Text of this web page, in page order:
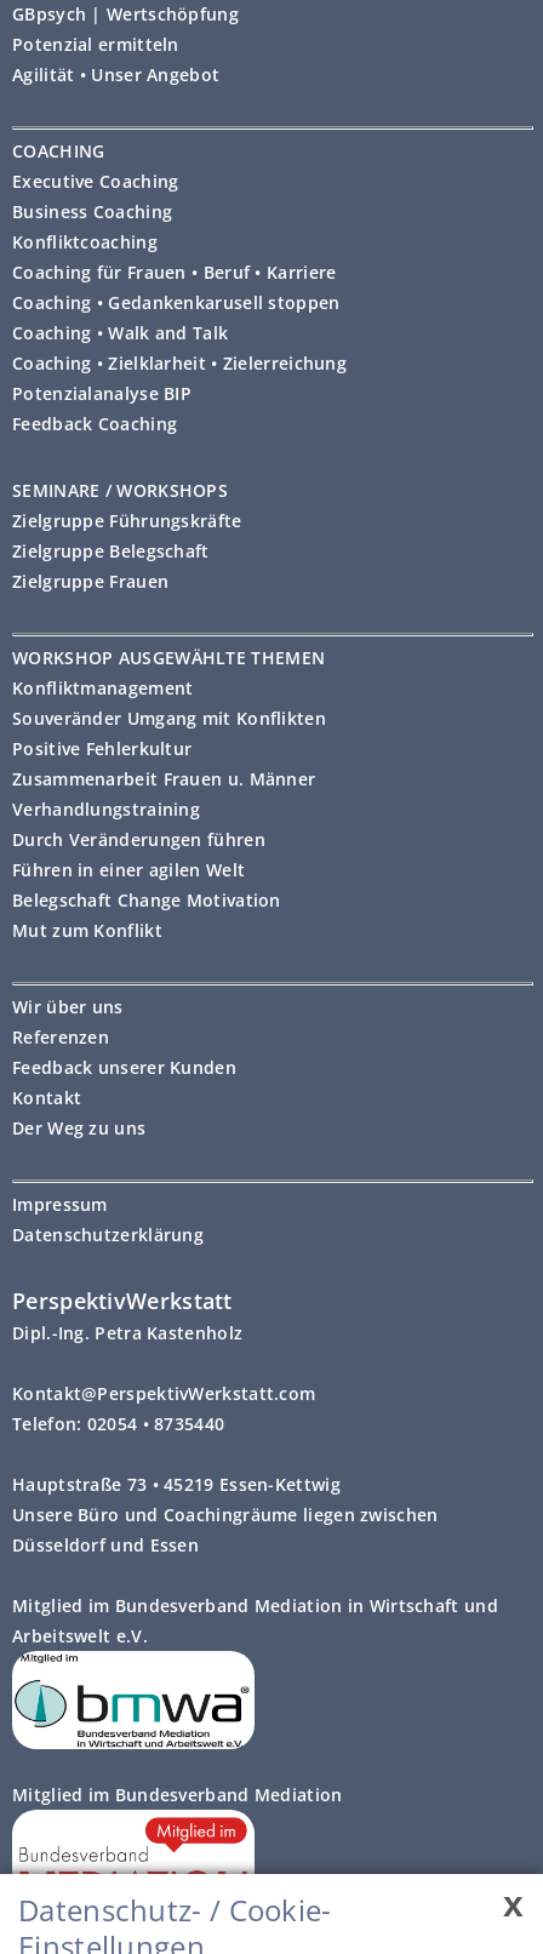
GBpsych | Wertschöpfung
Potenzial ermitteln
Agilität • Unser Angebot
COACHING
Executive Coaching
Business Coaching
Konfliktcoaching
Coaching für Frauen • Beruf • Karriere
Coaching • Gedankenkarusell stoppen
Coaching • Walk and Talk
Coaching • Zielklarheit • Zielerreichung
Potenzialanalyse BIP
Feedback Coaching
SEMINARE / WORKSHOPS
Zielgruppe Führungskräfte
Zielgruppe Belegschaft
Zielgruppe Frauen
WORKSHOP AUSGEWÄHLTE THEMEN
Konfliktmanagement
Souveränder Umgang mit Konflikten
Positive Fehlerkultur
Zusammenarbeit Frauen u. Männer
Verhandlungstraining
Durch Veränderungen führen
Führen in einer agilen Welt
Belegschaft Change Motivation
Mut zum Konflikt
Wir über uns
Referenzen
Feedback unserer Kunden
Kontakt
Der Weg zu uns
Impressum
Datenschutzerklärung
PerspektivWerkstatt
Dipl.-Ing. Petra Kastenholz
Kontakt@PerspektivWerkstatt.com
Telefon: 02054 • 8735440
Hauptstraße 73 • 45219 Essen-Kettwig
Unsere Büro und Coachingräume liegen zwischen
Düsseldorf und Essen
Mitglied im Bundesverband Mediation in Wirtschaft und
Arbeitswelt e.V.
Mitglied im Bundesverband Mediation
x
Datenschutz- / Cookie-